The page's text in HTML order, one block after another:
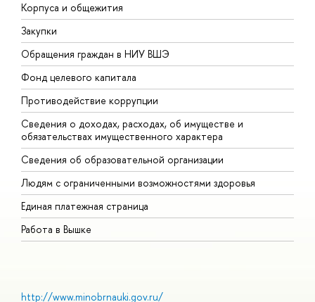
Корпуса и общежития
Закупки
Обращения граждан в НИУ ВШЭ
Фонд целевого капитала
Противодействие коррупции
Сведения о доходах, расходах, об имуществе и
обязательствах имущественного характера
Сведения об образовательной организации
Людям с ограниченными возможностями здоровья
Единая платежная страница
Работа в Вышке
http://www.minobrnauki.gov.ru/